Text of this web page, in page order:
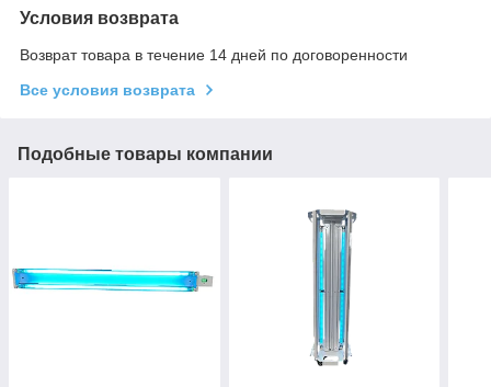
Условия возврата
Возврат товара в течение 14 дней по договоренности
Все условия возврата
Подобные товары компании